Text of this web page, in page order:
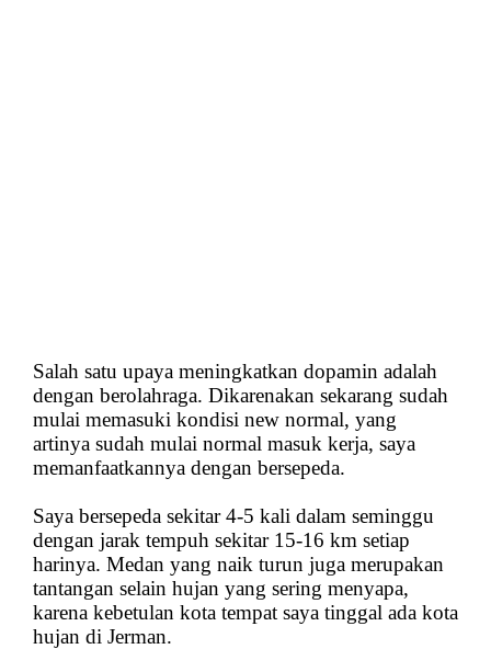
Salah satu upaya meningkatkan dopamin adalah
dengan berolahraga. Dikarenakan sekarang sudah
mulai memasuki kondisi new normal, yang
artinya sudah mulai normal masuk kerja, saya
memanfaatkannya dengan bersepeda.
Saya bersepeda sekitar 4-5 kali dalam seminggu
dengan jarak tempuh sekitar 15-16 km setiap
harinya. Medan yang naik turun juga merupakan
tantangan selain hujan yang sering menyapa,
karena kebetulan kota tempat saya tinggal ada kota
hujan di Jerman.